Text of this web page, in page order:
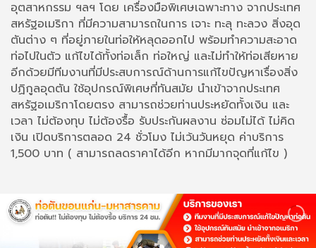
อุตสาหกรรม ฯลฯ โดย เครื่องมือพิเศษเฉพาะทาง จากประเทศ
สหรัฐอเมริกา ที่มีความสามารถในการ เจาะ ทะลุ ทะลวง สิ่งอุด
ตันต่าง ๆ ที่อยู่ภายในท่อให้หลุดออกไป พร้อมทำความสะอาด
ท่อไปในตัว แก้ไขได้ทั้งท่อเล็ก ท่อใหญ่ และไม่ทำให้ท่อเสียหาย
อีกด้วยมีทีมงานที่มีประสบการณ์ด้านการแก้ไขปัญหาเรื่องสิ่ง
ปฏิกูลอุดตัน ใช้อุปกรณ์พิเศษที่ทันสมัย นำเข้าจากประเทศ
สหรัฐอเมริกาโดยตรง สามารถช่วยท่านประหยัดทั้งเงิน และ
เวลา ไม่ต้องทุบ ไม่ต้องรื้อ รับประกันผลงาน ซ่อมไม่ได้ ไม่คิด
เงิน เปิดบริการตลอด 24 ชั่วโมง ไม่เว้นวันหยุด ค่าบริการ
1,500 บาท ( สามารถลดราคาได้อีก หากมีมากจุดที่แก้ไข )